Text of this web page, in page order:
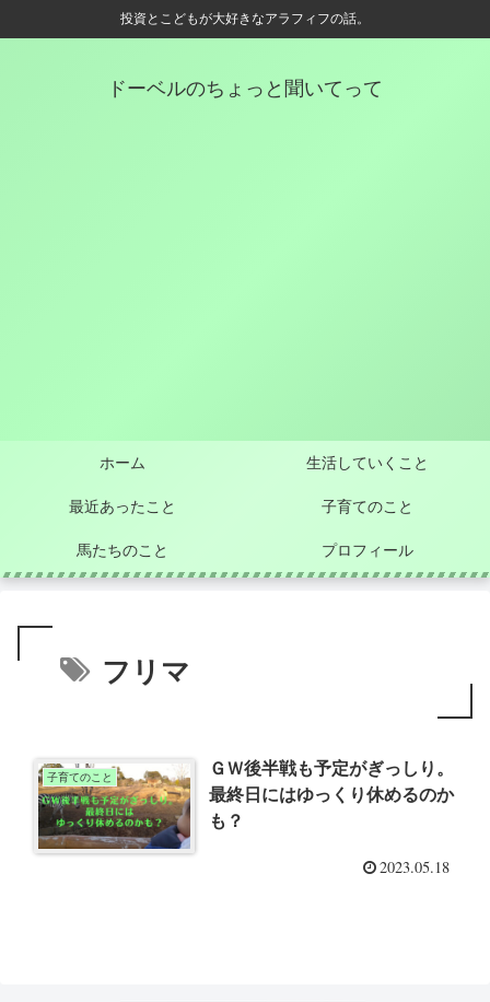
投資とこどもが大好きなアラフィフの話。
ドーベルのちょっと聞いてって
ホーム 生活していくこと
最近あったこと 子育てのこと
馬たちのこと プロフィール
フリマ
子育てのこと
ＧＷ後半戦も予定がぎっしり。
最終日にはゆっくり休めるのか
も？
2023.05.18